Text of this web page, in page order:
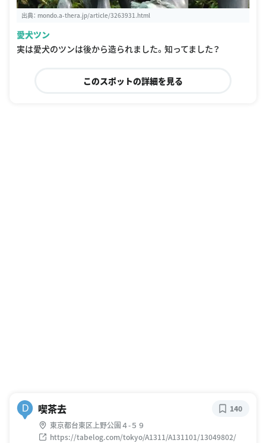
出典： mondo.a-thera.jp/article/3263931.html
愛犬ツン
実は愛犬のツンは後から造られました。知ってました？
このスポットの詳細を見る
D 喫茶去
東京都台東区上野公園４-５９
https://tabelog.com/tokyo/A1311/A131101/13049802/
140